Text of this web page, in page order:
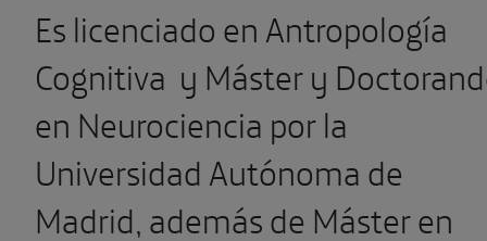
Es licenciado en Antropología
Cognitiva y Máster y
en Neurociencia por la
Universidad Autónoma de
Madrid, además de Máster en